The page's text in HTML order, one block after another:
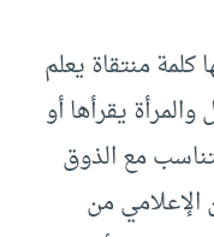
كلمة منتقاة يعلم
يقرأها أو
مع الذوق
الإعلامي من